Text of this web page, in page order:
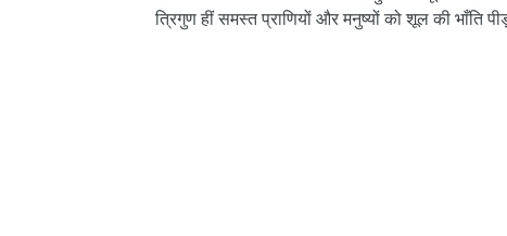
त्रिगुण हीं समस्त प्राणियों और मनुष्यों को शूल की भाँति